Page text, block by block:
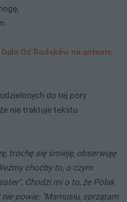
Od Rodaków na antenie
do tej pory
nie traktuje tekstu
trochę się śmieję, obserwuję
choćby to, o czym
Chodzi mi o to, że Polak
powie: "Mamusiu, sprzątam